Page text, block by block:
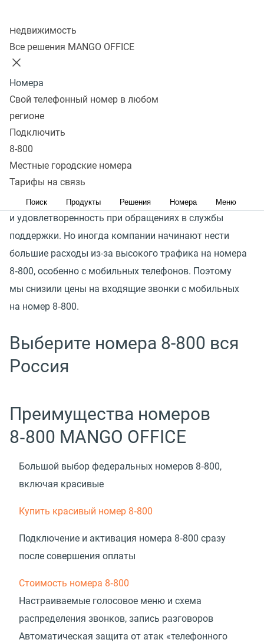
Недвижимость
Все решения MANGO OFFICE
Номера
Свой телефонный номер в любом
регионе
Подключить
8-800
Местные городские номера
Тарифы на связь
Поиск Продукты Решения Номера Меню
Предоставляйте клиентам
качественный сервис —
с меньшими затратами
на связь
Звонок на общероссийский номер 8‑800 бесплатен для
ваших клиентов — связь оплачивает не абонент,
а адресат. Это снижает барьеры для обращения
клиентов и повышает их комфорт
и удовлетворенность при обращениях в службы
поддержки. Но иногда компании начинают нести
большие расходы из-за высокого трафика на номера
8‑800, особенно с мобильных телефонов. Поэтому
мы снизили цены на входящие звонки с мобильных
на номер 8‑800.
Выберите номера 8-800 вся
Россия
Преимущества номеров
8‑800 MANGO OFFICE
Большой выбор федеральных номеров 8‑800,
включая красивые
Купить красивый номер 8‑800
Подключение и активация номера 8‑800 сразу
после совершения оплаты
Стоимость номера 8‑800
Настраиваемые голосовое меню и схема
распределения звонков, запись разговоров
Автоматическая защита от атак «телефонного